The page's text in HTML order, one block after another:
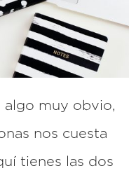
algo muy obvio,
nos cuesta
tienes las dos